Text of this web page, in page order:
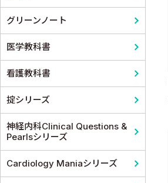
グリーンノート
医学教科書
看護教科書
掟シリーズ
神経内科Clinical Questions &
Pearlsシリーズ
Cardiology Maniaシリーズ